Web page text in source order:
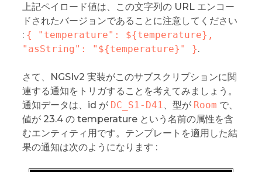
上記ペイロード値は、この文字列の URL エンコー
ドされたバージョンであることに注意してください
: { "temperature": ${temperature},
"asString": "${temperature}" }.
さて、NGSIv2 実装がこのサブスクリプションに関
連する通知をトリガすることを考えてみましょう。
通知データは、id が DC_S1-D41 、型が Room で、
値が 23.4 の temperature という名前の属性を含
むエンティティ用です。テンプレートを適用した結
果の通知は次のようになります :